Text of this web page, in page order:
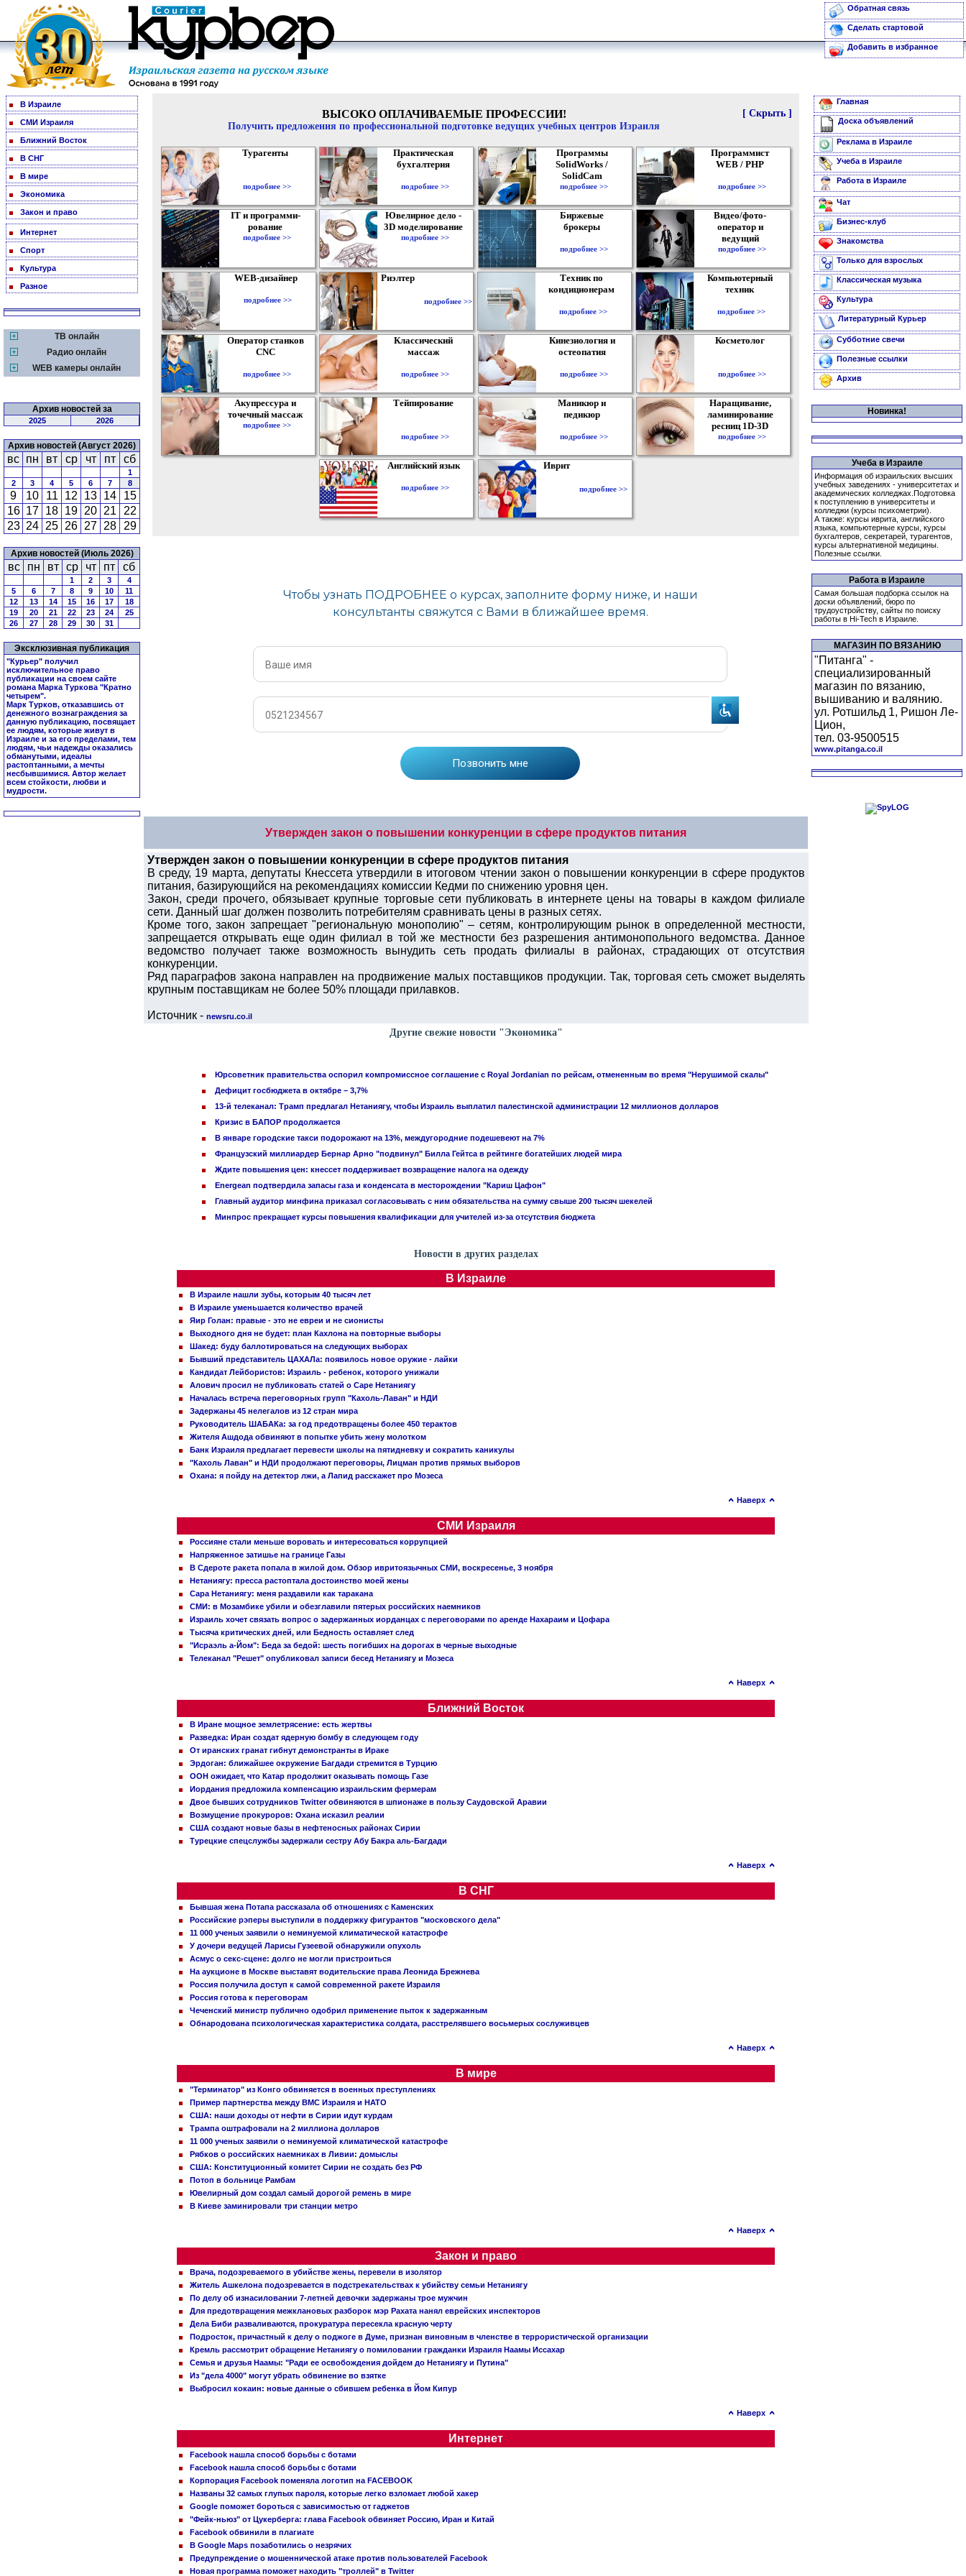
Обратная связь
Сделать стартовой
Добавить в избранное
В Израиле
СМИ Израиля
Ближний Восток
В СНГ
В мире
Экономика
Закон и право
Интернет
Спорт
Культура
Разное
ТВ онлайн
Радио онлайн
WEB камеры онлайн
Архив новостей за
2025 2026
Архив новостей (Август 2026)
вс пн вт ср чт пт сб
1
2
3 4 5 6 7 8
9 10 11 12 13 14
15
16 17 18 19 20 21
22
23 24 25 26 27 28 29
Архив новостей (Июль 2026)
вс пн вт ср чт пт сб
1 2 3
4
5
6 7 8 9 10
11
12
13 14 15 16 17
18
19
20 21 22 23 24
25
26
27 28 29 30 31
Эксклюзивная публикация
"Курьер" получил
исключительное право
публикации на своем сайте
романа Марка Туркова "Кратно
четырем".
Марк Турков, отказавшись от
денежного вознаграждения за
данную публикацию, посвящает
ее людям, которые живут в
Израиле и за его пределами, тем
людям, чьи надежды оказались
обманутыми, идеалы
растоптанными, а мечты
несбывшимися. Автор желает
всем стойкости, любви и
мудрости.
[ Скрыть ]
ВЫСОКО ОПЛАЧИВАЕМЫЕ ПРОФЕССИИ!
Получить предложения по профессиональной подготовке ведущих учебных центров Израиля
Турагенты
подробнее >>
Практическая
бухгалтерия
подробнее >>
Программы
SolidWorks /
SolidCam
подробнее >>
Программист
WEB / PHP
подробнее >>
IT и программи-
рование
подробнее >>
Ювелирное дело -
3D моделирование
подробнее >>
Биржевые
брокеры
подробнее >>
Видео/фото-
оператор и
ведущий
подробнее >>
WEB-дизайнер
подробнее >>
Риэлтер
подробнее >>
Техник по
кондиционерам
подробнее >>
Компьютерный
техник
подробнее >>
Оператор станков
CNC
подробнее >>
Классический
массаж
подробнее >>
Кинезиология и
остеопатия
подробнее >>
Косметолог
подробнее >>
Акупрессура и
точечный массаж
подробнее >>
Тейпирование
подробнее >>
Маникюр и
педикюр
подробнее >>
Наращивание,
ламинирование
ресниц 1D-3D
подробнее >>
Английский язык
подробнее >>
Иврит
подробнее >>
Утвержден закон о повышении конкуренции в сфере продуктов питания
Утвержден закон о повышении конкуренции в сфере продуктов питания
В среду, 19 марта, депутаты Кнессета утвердили в итоговом чтении закон о повышении конкуренции в сфере продуктов
питания, базирующийся на рекомендациях комиссии Кедми по снижению уровня цен.
Закон, среди прочего, обязывает крупные торговые сети публиковать в интернете цены на товары в каждом филиале
сети. Данный шаг должен позволить потребителям сравнивать цены в разных сетях.
Кроме того, закон запрещает "региональную монополию" – сетям, контролирующим рынок в определенной местности,
запрещается открывать еще один филиал в той же местности без разрешения антимонопольного ведомства. Данное
ведомство получает также возможность вынудить сеть продать филиалы в районах, страдающих от отсутствия
конкуренции.
Ряд параграфов закона направлен на продвижение малых поставщиков продукции. Так, торговая сеть сможет выделять
крупным поставщикам не более 50% площади прилавков.
Источник - newsru.co.il
Другие свежие новости "Экономика"
Юрсоветник правительства оспорил компромиссное соглашение с Royal Jordanian по рейсам, отмененным во время "Нерушимой скалы"
Дефицит госбюджета в октябре – 3,7%
13-й телеканал: Трамп предлагал Нетаниягу, чтобы Израиль выплатил палестинской администрации 12 миллионов долларов
Кризис в БАПОР продолжается
В январе городские такси подорожают на 13%, междугородние подешевеют на 7%
Французский миллиардер Бернар Арно "подвинул" Билла Гейтса в рейтинге богатейших людей мира
Ждите повышения цен: кнессет поддерживает возвращение налога на одежду
Energean подтвердила запасы газа и конденсата в месторождении "Кариш Цафон"
Главный аудитор минфина приказал согласовывать с ним обязательства на сумму свыше 200 тысяч шекелей
Минпрос прекращает курсы повышения квалификации для учителей из-за отсутствия бюджета
Новости в других разделах
В Израиле
В Израиле нашли зубы, которым 40 тысяч лет
В Израиле уменьшается количество врачей
Яир Голан: правые - это не евреи и не сионисты
Выходного дня не будет: план Кахлона на повторные выборы
Шакед: буду баллотироваться на следующих выборах
Бывший представитель ЦАХАЛа: появилось новое оружие - лайки
Кандидат Лейбористов: Израиль - ребенок, которого унижали
Алович просил не публиковать статей о Саре Нетаниягу
Началась встреча переговорных групп "Кахоль-Лаван" и НДИ
Задержаны 45 нелегалов из 12 стран мира
Руководитель ШАБАКа: за год предотвращены более 450 терактов
Жителя Ашдода обвиняют в попытке убить жену молотком
Банк Израиля предлагает перевести школы на пятидневку и сократить каникулы
"Кахоль Лаван" и НДИ продолжают переговоры, Лицман против прямых выборов
Охана: я пойду на детектор лжи, а Лапид расскажет про Мозеса
Наверх
СМИ Израиля
Россияне стали меньше воровать и интересоваться коррупцией
Напряженное затишье на границе Газы
В Сдероте ракета попала в жилой дом. Обзор ивритоязычных СМИ, воскресенье, 3 ноября
Нетаниягу: пресса растоптала достоинство моей жены
Сара Нетаниягу: меня раздавили как таракана
СМИ: в Мозамбике убили и обезглавили пятерых российских наемников
Израиль хочет связать вопрос о задержанных иорданцах с переговорами по аренде Нахараим и Цофара
Тысяча критических дней, или Бедность оставляет след
"Исраэль а-Йом": Беда за бедой: шесть погибших на дорогах в черные выходные
Телеканал "Решет" опубликовал записи бесед Нетаниягу и Мозеса
Наверх
Ближний Восток
В Иране мощное землетрясение: есть жертвы
Разведка: Иран создат ядерную бомбу в следующем году
От иранских гранат гибнут демонстранты в Ираке
Эрдоган: ближайшее окружение Багдади стремится в Турцию
ООН ожидает, что Катар продолжит оказывать помощь Газе
Иордания предложила компенсацию израильским фермерам
Двое бывших сотрудников Twitter обвиняются в шпионаже в пользу Саудовской Аравии
Возмущение прокуроров: Охана исказил реалии
США создают новые базы в нефтеносных районах Сирии
Турецкие спецслужбы задержали сестру Абу Бакра аль-Багдади
Наверх
В СНГ
Бывшая жена Потапа рассказала об отношениях с Каменских
Российские рэперы выступили в поддержку фигурантов "московского дела"
11 000 ученых заявили о неминуемой климатической катастрофе
У дочери ведущей Ларисы Гузеевой обнаружили опухоль
Асмус о секс-сцене: долго не могли пристроиться
На аукционе в Москве выставят водительские права Леонида Брежнева
Россия получила доступ к самой современной ракете Израиля
Россия готова к переговорам
Чеченский министр публично одобрил применение пыток к задержанным
Обнародована психологическая характеристика солдата, расстрелявшего восьмерых сослуживцев
Наверх
В мире
"Терминатор" из Конго обвиняется в военных преступлениях
Пример партнерства между ВМС Израиля и НАТО
США: наши доходы от нефти в Сирии идут курдам
Трампа оштрафовали на 2 миллиона долларов
11 000 ученых заявили о неминуемой климатической катастрофе
Рябков о российских наемниках в Ливии: домыслы
США: Конституционный комитет Сирии не создать без РФ
Потоп в больнице Рамбам
Ювелирный дом создал самый дорогой ремень в мире
В Киеве заминировали три станции метро
Наверх
Закон и право
Врача, подозреваемого в убийстве жены, перевели в изолятор
Житель Ашкелона подозревается в подстрекательствах к убийству семьи Нетаниягу
По делу об изнасиловании 7-летней девочки задержаны трое мужчин
Для предотвращения межклановых разборок мэр Рахата нанял еврейских инспекторов
Дела Биби разваливаются, прокуратура пересекла красную черту
Подросток, причастный к делу о поджоге в Думе, признан виновным в членстве в террористической организации
Кремль рассмотрит обращение Нетаниягу о помиловании гражданки Израиля Наамы Иссахар
Семья и друзья Наамы: "Ради ее освобождения дойдем до Нетаниягу и Путина"
Из "дела 4000" могут убрать обвинение во взятке
Выбросил кокаин: новые данные о сбившем ребенка в Йом Кипур
Наверх
Интернет
Facebook нашла способ борьбы с ботами
Facebook нашла способ борьбы с ботами
Корпорация Facebook поменяла логотип на FACEBOOK
Названы 32 самых глупых пароля, которые легко взломает любой хакер
Google поможет бороться с зависимостью от гаджетов
"Фейк-ньюз" от Цукерберга: глава Facebook обвиняет Россию, Иран и Китай
Facebook обвинили в плагиате
В Google Maps позаботились о незрячих
Предупреждение о мошеннической атаке против пользователей Facebook
Новая программа поможет находить "троллей" в Twitter
Главная
Доска объявлений
Реклама в Израиле
Учеба в Израиле
Работа в Израиле
Чат
Бизнес-клуб
Знакомства
Только для взрослых
Классическая музыка
Культура
Литературный Курьер
Субботние свечи
Полезные ссылки
Архив
Новинка!
Учеба в Израиле
Информация об израильских высших
учебных заведениях - университетах и
академических колледжах.Подготовка
к поступлению в университеты и
колледжи (курсы психометрии).
А также: курсы иврита, английского
языка, компьютерные курсы, курсы
бухгалтеров, секретарей, турагентов,
курсы альтернативной медицины.
Полезные ссылки.
Работа в Израиле
Самая большая подборка ссылок на
доски объявлений, бюро по
трудоустройству, сайты по поиску
работы в Hi-Tech в Израиле.
МАГАЗИН ПО ВЯЗАНИЮ
"Питанга" -
специализированный
магазин по вязанию,
вышиванию и валянию.
ул. Ротшильд 1, Ришон Ле-
Цион,
тел. 03-9500515
www.pitanga.co.il